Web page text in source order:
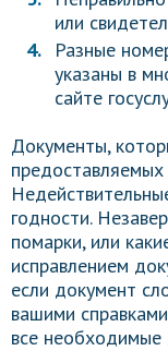
или
Разные
указаны в
сайте
Документы,
годности.
помарки, или
исправлением
если документ
вашими
все необходимые